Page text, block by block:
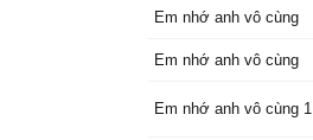
Em nhớ anh vô cùng
Em nhớ anh vô cùng
Em nhớ anh vô cùng 1